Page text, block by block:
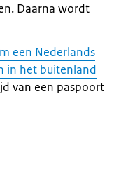
Daarna wordt
een Nederlands
in het buitenland
van een paspoort